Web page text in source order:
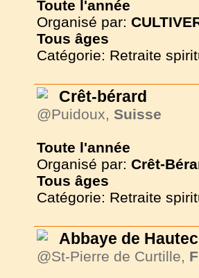
Toute l'année
Organisé par:
Tous âges
Catégorie: Retraite
Crêt-bérard
@Puidoux, Suisse
Toute l'année
Organisé par: Crêt-
Tous âges
Catégorie: Retraite
Abbaye de
@St-Pierre de Curtille,